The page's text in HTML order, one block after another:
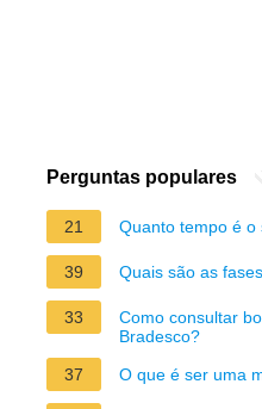
Perguntas populares
21 Quanto tempo é
39 Quais são as
33
Como consultar
Bradesco?
37
O que é ser uma